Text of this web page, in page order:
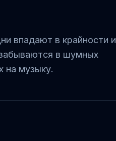
впадают в крайности и
в шумных
на музыку.